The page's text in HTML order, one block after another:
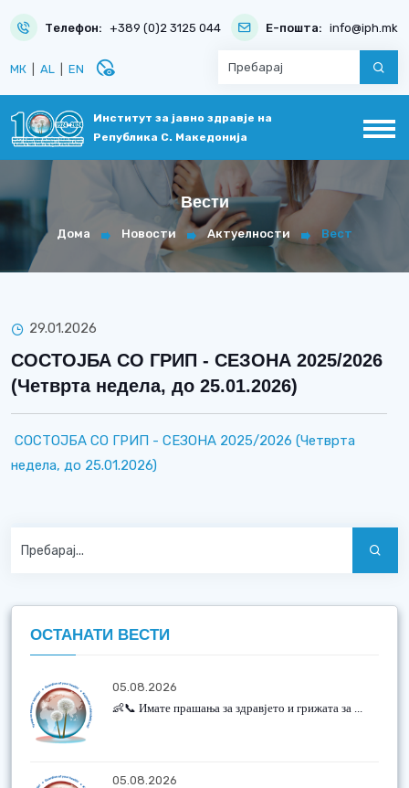
Телефон: +389 (0)2 3125 044 Е-пошта: info@iph.mk
МК AL EN disabled_visible
Институт за јавно здравје на
Република С. Македонија
Вести
Дома Новости Актуелности Вест
29.01.2026
СОСТОЈБА СО ГРИП - СЕЗОНА 2025/2026
(Четврта недела, до 25.01.2026)
СОСТОЈБА СО ГРИП - СЕЗОНА 2025/2026 (Четврта
недела, до 25.01.2026)
ОСТАНАТИ ВЕСТИ
05.08.2026
👶📞 Имате прашања за здравјето и грижата за ...
05.08.2026